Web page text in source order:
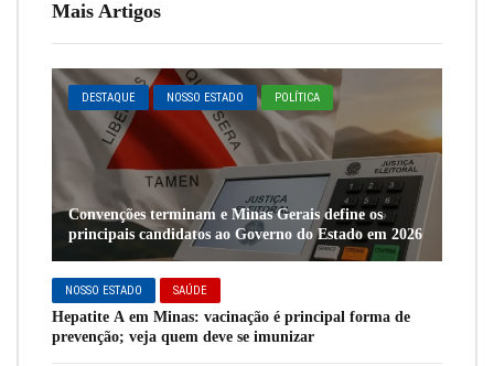
Mais Artigos
DESTAQUE NOSSO ESTADO POLÍTICA
Convenções terminam e Minas Gerais define os
principais candidatos ao Governo do Estado em 2026
NOSSO ESTADO SAÚDE
Hepatite A em Minas: vacinação é principal forma de
prevenção; veja quem deve se imunizar